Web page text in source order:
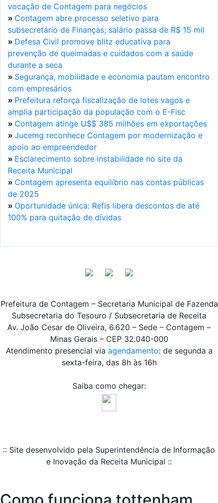
vocação de Contagem para negócios
» Contagem abre processo seletivo para
subsecretário de Finanças; salário passa de R$ 15 mil
» Defesa Civil promove blitz educativa para
prevenção de queimadas e cuidados com a saúde
durante a seca
» Segurança, mobilidade e economia pautam encontro
com empresários
» Prefeitura reforça fiscalização de lotes vagos e
amplia participação da população com o E-Fisc
» Contagem atinge U$$ 385 milhões em exportações
» Jucemg reconhece Contagem por modernização e
apoio ao empreendedor
» Esclarecimento sobre instabilidade no site da
Receita Municipal
» Contagem apresenta equilíbrio nas contas públicas
de 2025
» Oportunidade única: Refis libera descontos de até
100% para quitação de dívidas
Prefeitura de Contagem – Secretaria Municipal de Fazenda
Subsecretaria do Tesouro / Subsecretaria de Receita
Av. João Cesar de Oliveira, 6.620 – Sede – Contagem –
Minas Gerais – CEP 32.040-000
Atendimento presencial via agendamento: de segunda a
sexta-feira, das 8h às 16h
Saiba como chegar:
:: Site desenvolvido pela Superintendência de Informação
e Inovação da Receita Municipal ::